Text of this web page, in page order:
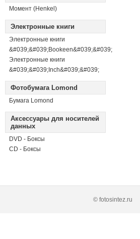
Момент (Henkel)
Электронные книги
Электронные книги
&#039;&#039;Bookeen&#039;&#039;
Электронные книги
&#039;&#039;Inch&#039;&#039;
Фотобумага Lomond
Бумага Lomond
Аксессуары для носителей
данных
DVD - Боксы
CD - Боксы
© fotosintez.ru